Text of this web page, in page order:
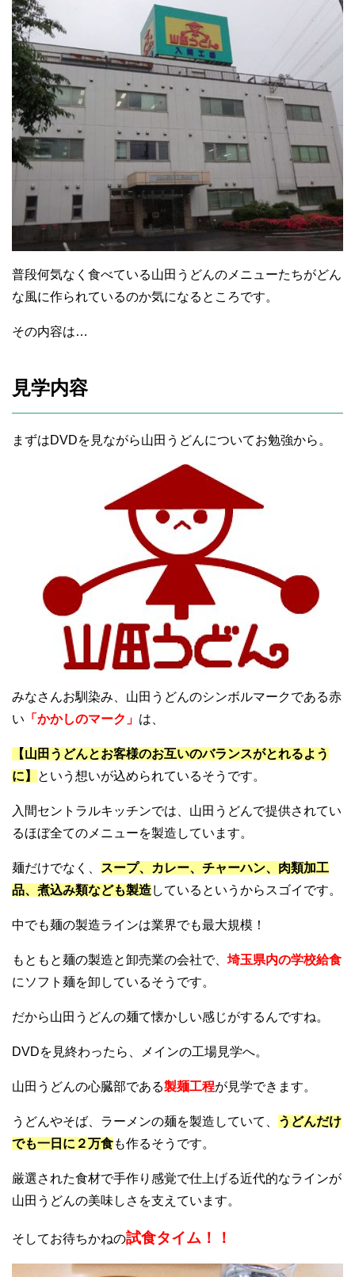
普段何気なく食べている山田うどんのメニューたちがどん
な風に作られているのか気になるところです。
その内容は…
見学内容
まずはDVDを見ながら山田うどんについてお勉強から。
みなさんお馴染み、山田うどんのシンボルマークである赤
い 「かかしのマーク」 は、
【山田うどんとお客様のお互いのバランスがとれるよう
に】
という想いが込められているそうです。
入間セントラルキッチンでは、山田うどんで提供されてい
るほぼ全てのメニューを製造しています。
麺だけでなく、
スープ、カレー、チャーハン、肉類加工
品、煮込み類なども製造しているというからスゴイです。
中でも麺の製造ラインは業界でも最大規模！
もともと麺の製造と卸売業の会社で、 埼玉県内の学校給食
にソフト麺を卸しているそうです。
だから山田うどんの麺て懐かしい感じがするんですね。
DVDを見終わったら、メインの工場見学へ。
山田うどんの心臓部である製麺工程が見学できます。
うどんやそば、ラーメンの麺を製造していて、
うどんだけ
でも一日に２万食も作るそうです。
厳選された食材で手作り感覚で仕上げる近代的なラインが
山田うどんの美味しさを支えています。
そしてお待ちかねの試食タイム！！